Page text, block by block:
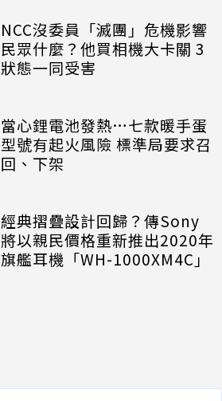
NCC沒委員「滅團」危機影響
民眾什麼？他買相機大卡關 3
狀態一同受害
當心鋰電池發熱…七款暖手蛋
型號有起火風險 標準局要求召
回、下架
經典摺疊設計回歸？傳Sony
將以親民價格重新推出2020年
旗艦耳機「WH-1000XM4C」